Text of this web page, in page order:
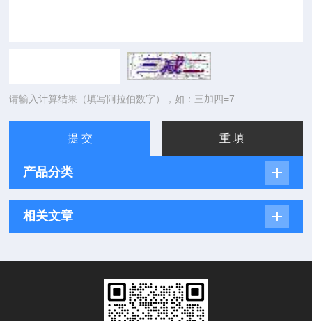
请输入计算结果（填写阿拉伯数字），如：三加四=7
产品分类
相关文章